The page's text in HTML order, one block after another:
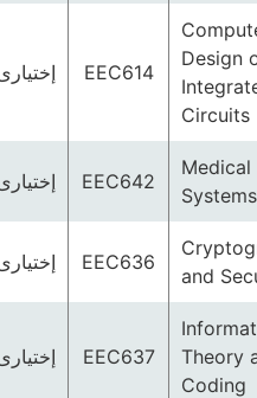
Circuits
EEC614 إختيارى
EEC642 إختيارى
and
EEC636 إختيارى
Coding
EEC637 إختيارى